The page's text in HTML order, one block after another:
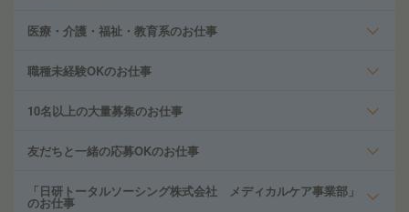
医療・介護・福祉・教育系のお仕事
職種未経験OKのお仕事
10名以上の大量募集のお仕事
友だちと一緒の応募OKのお仕事
「日研トータルソーシング株式会社 メディカルケア事業部」
のお仕事